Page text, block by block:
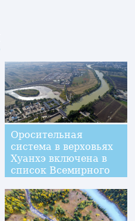
Оросительная
система в верховьях
Хуанхэ включена в
список Всемирного